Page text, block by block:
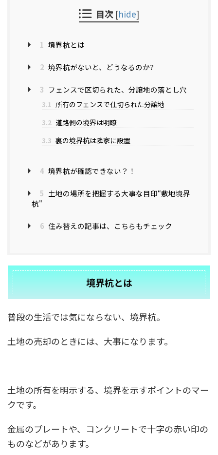
目次 [hide]
1 境界杭とは
2 境界杭がないと、どうなるのか?
3 フェンスで区切られた、分譲地の落とし穴
3.1 所有のフェンスで仕切られた分譲地
3.2 道路側の境界は明瞭
3.3 裏の境界杭は隣家に設置
4 境界杭が確認できない？！
5 土地の場所を把握する大事な目印“敷地境界
杭"
6 住み替えの記事は、こちらもチェック
境界杭とは
普段の生活では気にならない、境界杭。
土地の売却のときには、大事になります。
土地の所有を明示する、境界を示すポイントのマー
クです。
金属のプレートや、コンクリートで十字の赤い印の
ものなどがあります。